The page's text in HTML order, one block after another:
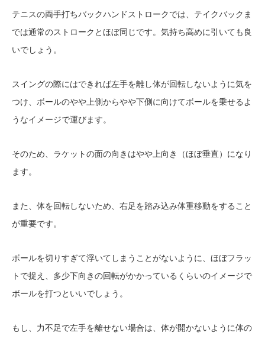
テニスの両手打ちバックハンドストロークでは、テイクバックま
では通常のストロークとほぼ同じです。気持ち高めに引いても良
いでしょう。
スイングの際にはできれば左手を離し体が回転しないように気を
つけ、ボールのやや上側からやや下側に向けてボールを乗せるよ
うなイメージで運びます。
そのため、ラケットの面の向きはやや上向き（ほぼ垂直）になり
ます。
また、体を回転しないため、右足を踏み込み体重移動をすること
が重要です。
ボールを切りすぎて浮いてしまうことがないように、ほぼフラッ
トで捉え、多少下向きの回転がかかっているくらいのイメージで
ボールを打つといいでしょう。
もし、力不足で左手を離せない場合は、体が開かないように体の